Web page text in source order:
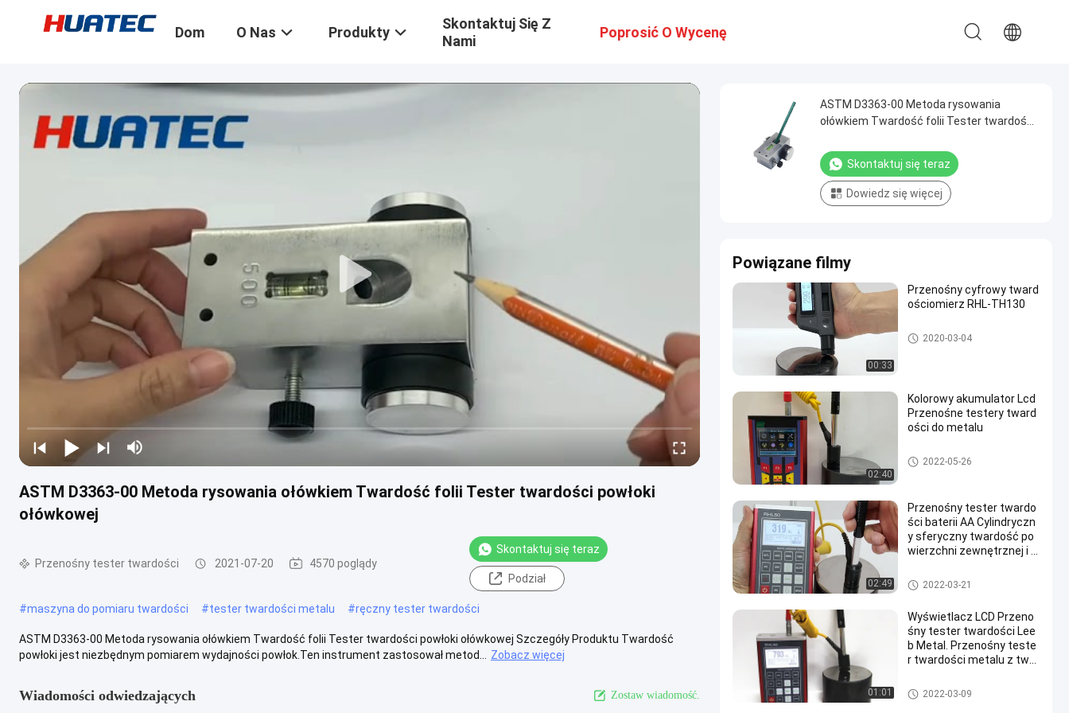
Dom O Nas Produkty
Skontaktuj Się Z
Nami
Poprosić O Wycenę
ASTM D3363-00 Metoda rysowania ołówkiem Twardość folii Tester twardości powłoki
ołówkowej
Przenośny tester twardości 2021-07-20 4570 poglądy
Skontaktuj się teraz
Podział
#maszyna do pomiaru twardości #tester twardości metalu #ręczny tester twardości
ASTM D3363-00 Metoda rysowania ołówkiem Twardość folii Tester twardości powłoki ołówkowej Szczegóły Produktu Twardość
powłoki jest niezbędnym pomiarem wydajności powłok.Ten instrument zastosował metod...
Zobacz więcej
Wiadomości odwiedzających Zostaw wiadomość.
ASTM D3363-00 Metoda rysowania
ołówkiem Twardość folii Tester twardości
Skontaktuj się teraz
Dowiedz się więcej
Powiązane filmy
00:33
Przenośny cyfrowy tward
ościomierz RHL-TH130
Przenośny tester twardości
2020-03-04
02:40
Kolorowy akumulator Lcd
Przenośne testery tward
ości do metalu
Przenośny tester twardości
2022-05-26
02:49
Przenośny tester twardo
ści baterii AA Cylindryczn
y sferyczny twardość po
wierzchni zewnętrznej i w
Przenośny tester twardości
2022-03-21
01:01
Wyświetlacz LCD Przeno
śny tester twardości Lee
b Metal. Przenośny teste
r twardości metalu z twar
Przenośny tester twardości
2022-03-09